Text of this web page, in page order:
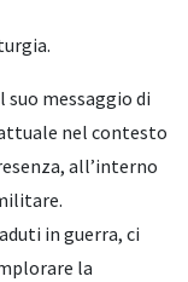
messaggio di
nel contesto
all’interno
in guerra, ci
la